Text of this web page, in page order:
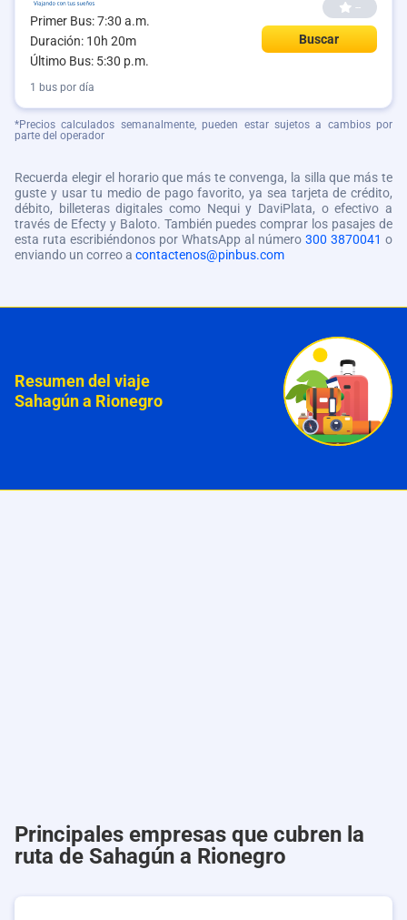
Primer Bus: 7:30 a.m.
Duración: 10h 20m
Último Bus: 5:30 p.m.
--
Buscar
1 bus por día
*Precios calculados semanalmente, pueden estar sujetos a cambios por
parte del operador
Recuerda elegir el horario que más te convenga, la silla que más te
guste y usar tu medio de pago favorito, ya sea tarjeta de crédito,
débito, billeteras digitales como Nequi y DaviPlata, o efectivo a
través de Efecty y Baloto. También puedes comprar los pasajes de
esta ruta escribiéndonos por WhatsApp al número 300 3870041 o
enviando un correo a contactenos@pinbus.com
Resumen del viaje
Sahagún a Rionegro
Principales empresas que cubren la
ruta de Sahagún a Rionegro